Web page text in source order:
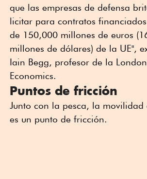
que las empresas de defensa
licitar para contratos
de 150,000 millones de euros
millones de dólares) de la UE",
Iain Begg, profesor de la
Economics.
Puntos de fricción
Junto con la pesca, la movilidad
es un punto de fricción.